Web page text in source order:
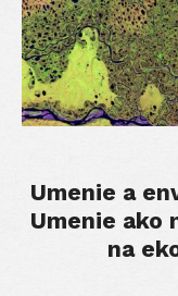
Umenie a
Umenie ako
na